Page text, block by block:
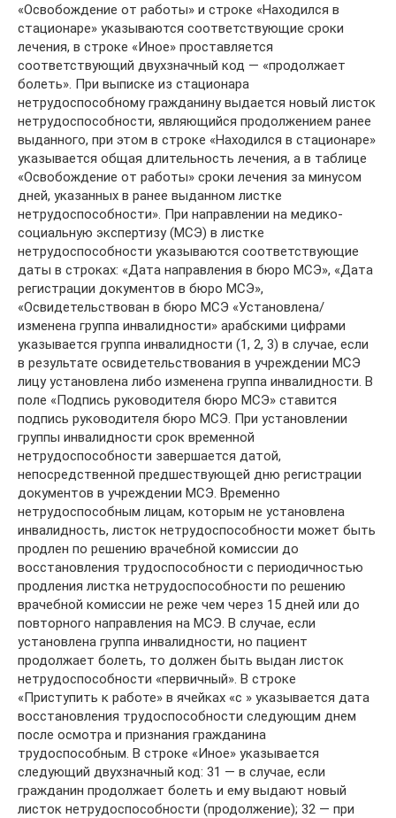
«Освобождение от работы» и строке «Находился в
стационаре» указываются соответствующие сроки
лечения, в строке «Иное» проставляется
соответствующий двухзначный код — «продолжает
болеть». При выписке из стационара
нетрудоспособному гражданину выдается новый листок
нетрудоспособности, являющийся продолжением ранее
выданного, при этом в строке «Находился в стационаре»
указывается общая длительность лечения, а в таблице
«Освобождение от работы» сроки лечения за минусом
дней, указанных в ранее выданном листке
нетрудоспособности». При направлении на медико-
социальную экспертизу (МСЭ) в листке
нетрудоспособности указываются соответствующие
даты в строках: «Дата направления в бюро МСЭ», «Дата
регистрации документов в бюро МСЭ»,
«Освидетельствован в бюро МСЭ «Установлена/
изменена группа инвалидности» арабскими цифрами
указывается группа инвалидности (1, 2, 3) в случае, если
в результате освидетельствования в учреждении МСЭ
лицу установлена либо изменена группа инвалидности. В
поле «Подпись руководителя бюро МСЭ» ставится
подпись руководителя бюро МСЭ. При установлении
группы инвалидности срок временной
нетрудоспособности завершается датой,
непосредственной предшествующей дню регистрации
документов в учреждении МСЭ. Временно
нетрудоспособным лицам, которым не установлена
инвалидность, листок нетрудоспособности может быть
продлен по решению врачебной комиссии до
восстановления трудоспособности с периодичностью
продления листка нетрудоспособности по решению
врачебной комиссии не реже чем через 15 дней или до
повторного направления на МСЭ. В случае, если
установлена группа инвалидности, но пациент
продолжает болеть, то должен быть выдан листок
нетрудоспособности «первичный». В строке
«Приступить к работе» в ячейках «с » указывается дата
восстановления трудоспособности следующим днем
после осмотра и признания гражданина
трудоспособным. В строке «Иное» указывается
следующий двухзначный код: 31 — в случае, если
гражданин продолжает болеть и ему выдают новый
листок нетрудоспособности (продолжение); 32 — при